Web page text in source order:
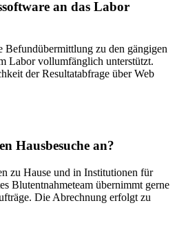
an das Labor
zu den gängigen
Labor vollumfänglich unterstützt.
der Resultatabfrage über Web
Hausbesuche an?
zu Hause und in Institutionen für
Blutentnahmeteam übernimmt gerne
Die Abrechnung erfolgt zu